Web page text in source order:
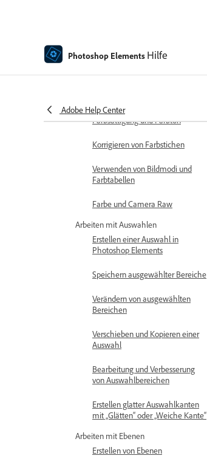
Photoshop Elements Hilfe
Adobe Help Center
Grundlagen zur Farb- und
Tonkorrektur
Anpassen von Farbe,
Farbsättigung und Farbton
Korrigieren von Farbstichen
Verwenden von Bildmodi und
Farbtabellen
Farbe und Camera Raw
Arbeiten mit Auswahlen
Erstellen einer Auswahl in
Photoshop Elements
Speichern ausgewählter Bereiche
Verändern von ausgewählten
Bereichen
Verschieben und Kopieren einer
Auswahl
Bearbeitung und Verbesserung
von Auswahlbereichen
Erstellen glatter Auswahlkanten
mit „Glätten“ oder „Weiche Kante“
Arbeiten mit Ebenen
Erstellen von Ebenen